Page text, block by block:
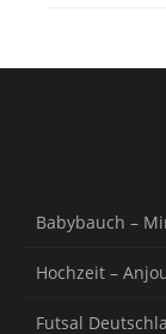
Babybauch –
Hochzeit –
Futsal